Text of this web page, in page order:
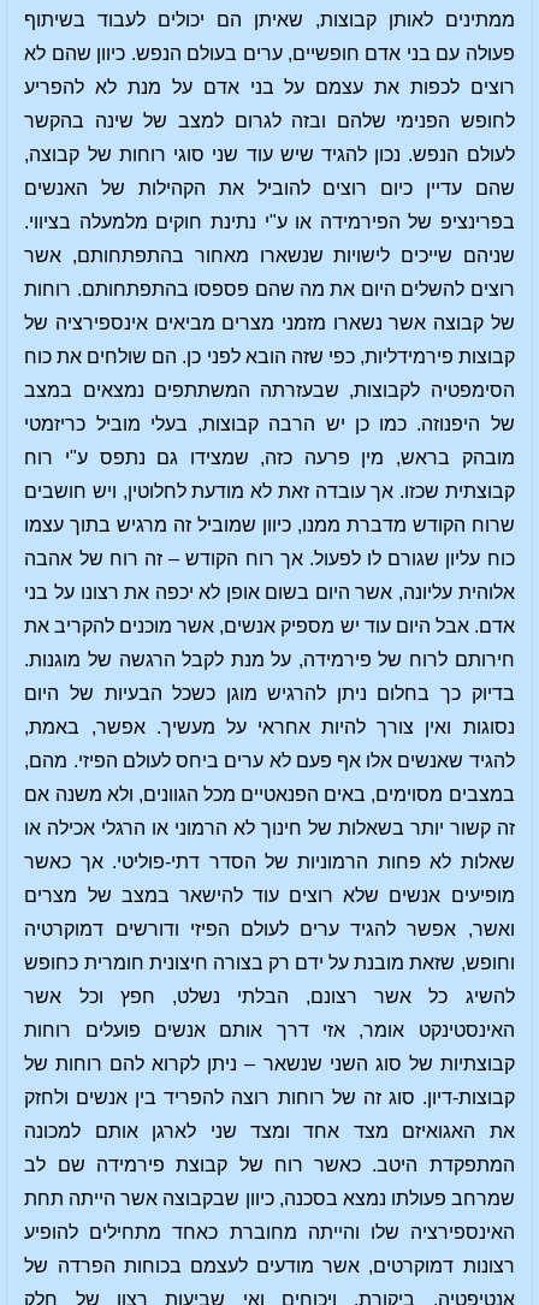
ממתינים לאותן קבוצות, שאיתן הם יכולים לעבוד בשיתוף
פעולה עם בני אדם חופשיים, ערים בעולם הנפש. כיוון שהם לא
רוצים לכפות את עצמם על בני אדם על מנת לא להפריע
לחופש הפנימי שלהם ובזה לגרום למצב של שינה בהקשר
לעולם הנפש. נכון להגיד שיש עוד שני סוגי רוחות של קבוצה,
שהם עדיין כיום רוצים להוביל את הקהילות של האנשים
בפרינציפ של הפירמידה או ע"י נתינת חוקים מלמעלה בציווי.
שניהם שייכים לישויות שנשארו מאחור בהתפתחותם, אשר
רוצים להשלים היום את מה שהם פספסו בהתפתחותם. רוחות
של קבוצה אשר נשארו מזמני מצרים מביאים אינספירציה של
קבוצות פירמידליות, כפי שזה הובא לפני כן. הם שולחים את כוח
הסימפטיה לקבוצות, שבעזרתה המשתתפים נמצאים במצב
של היפנוזה. כמו כן יש הרבה קבוצות, בעלי מוביל כריזמטי
מובהק בראש, מין פרעה כזה, שמצידו גם נתפס ע"י רוח
קבוצתית שכזו. אך עובדה זאת לא מודעת לחלוטין, ויש חושבים
שרוח הקודש מדברת ממנו, כיוון שמוביל זה מרגיש בתוך עצמו
כוח עליון שגורם לו לפעול. אך רוח הקודש – זה רוח של אהבה
אלוהית עליונה, אשר היום בשום אופן לא יכפה את רצונו על בני
אדם. אבל היום עוד יש מספיק אנשים, אשר מוכנים להקריב את
חירותם לרוח של פירמידה, על מנת לקבל הרגשה של מוגנות.
בדיוק כך בחלום ניתן להרגיש מוגן כשכל הבעיות של היום
נסוגות ואין צורך להיות אחראי על מעשיך. אפשר, באמת,
להגיד שאנשים אלו אף פעם לא ערים ביחס לעולם הפיזי. מהם,
במצבים מסוימים, באים הפנאטיים מכל הגוונים, ולא משנה אם
זה קשור יותר בשאלות של חינוך לא הרמוני או הרגלי אכילה או
שאלות לא פחות הרמוניות של הסדר דתי-פוליטי. אך כאשר
מופיעים אנשים שלא רוצים עוד להישאר במצב של מצרים
ואשר, אפשר להגיד ערים לעולם הפיזי ודורשים דמוקרטיה
וחופש, שזאת מובנת על ידם רק בצורה חיצונית חומרית כחופש
להשיג כל אשר רצונם, הבלתי נשלט, חפץ וכל אשר
האינסטינקט אומר, אזי דרך אותם אנשים פועלים רוחות
קבוצתיות של סוג השני שנשאר – ניתן לקרוא להם רוחות של
קבוצות-דיון. סוג זה של רוחות רוצה להפריד בין אנשים ולחזק
את האגואיזם מצד אחד ומצד שני לארגן אותם למכונה
המתפקדת היטב. כאשר רוח של קבוצת פירמידה שם לב
שמרחב פעולתו נמצא בסכנה, כיוון שבקבוצה אשר הייתה תחת
האינספירציה שלו והייתה מחוברת כאחד מתחילים להופיע
רצונות דמוקרטים, אשר מודעים לעצמם בכוחות הפרדה של
אנטיפטיה, ביקורת, ויכוחים ואי שביעות רצון של חלק